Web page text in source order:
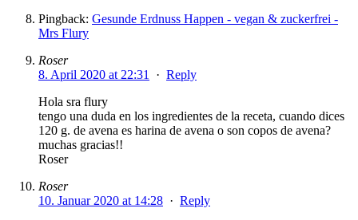
Pingback: Gesunde Erdnuss Happen - vegan & zuckerfrei -
Mrs Flury
Roser
8. April 2020 at 22:31 · Reply
Hola sra flury
tengo una duda en los ingredientes de la receta, cuando dices
120 g. de avena es harina de avena o son copos de avena?
muchas gracias!!
Roser
Roser
10. Januar 2020 at 14:28 · Reply